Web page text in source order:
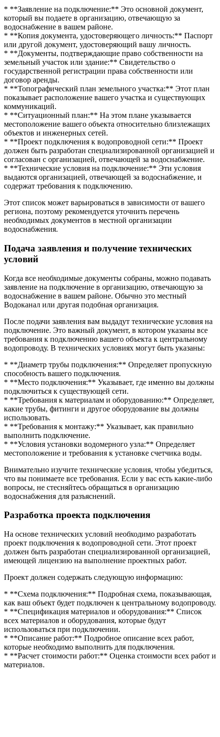
* **Заявление на подключение:** Это основной документ,
который вы подаете в организацию, отвечающую за
водоснабжение в вашем районе.
* **Копия документа, удостоверяющего личность:** Паспорт
или другой документ, удостоверяющий вашу личность.
* **Документы, подтверждающие право собственности на
земельный участок или здание:** Свидетельство о
государственной регистрации права собственности или
договор аренды.
* **Топографический план земельного участка:** Этот план
показывает расположение вашего участка и существующих
коммуникаций.
* **Ситуационный план:** На этом плане указывается
местоположение вашего объекта относительно близлежащих
объектов и инженерных сетей.
* **Проект подключения к водопроводной сети:** Проект
должен быть разработан специализированной организацией и
согласован с организацией, отвечающей за водоснабжение.
* **Технические условия на подключение:** Эти условия
выдаются организацией, отвечающей за водоснабжение, и
содержат требования к подключению.
Этот список может варьироваться в зависимости от вашего
региона, поэтому рекомендуется уточнить перечень
необходимых документов в местной организации
водоснабжения.
Подача заявления и получение технических
условий
Когда все необходимые документы собраны, можно подавать
заявление на подключение в организацию, отвечающую за
водоснабжение в вашем районе. Обычно это местный
Водоканал или другая подобная организация.
После подачи заявления вам выдадут технические условия на
подключение. Это важный документ, в котором указаны все
требования к подключению вашего объекта к центральному
водопроводу. В технических условиях могут быть указаны:
* **Диаметр трубы подключения:** Определяет пропускную
способность вашего подключения.
* **Место подключения:** Указывает, где именно вы должны
подключиться к существующей сети.
* **Требования к материалам и оборудованию:** Определяет,
какие трубы, фитинги и другое оборудование вы должны
использовать.
* **Требования к монтажу:** Указывает, как правильно
выполнить подключение.
* **Условия установки водомерного узла:** Определяет
местоположение и требования к установке счетчика воды.
Внимательно изучите технические условия, чтобы убедиться,
что вы понимаете все требования. Если у вас есть какие-либо
вопросы, не стесняйтесь обращаться в организацию
водоснабжения для разъяснений.
Разработка проекта подключения
На основе технических условий необходимо разработать
проект подключения к водопроводной сети. Этот проект
должен быть разработан специализированной организацией,
имеющей лицензию на выполнение проектных работ.
Проект должен содержать следующую информацию:
* **Схема подключения:** Подробная схема, показывающая,
как ваш объект будет подключен к центральному водопроводу.
* **Спецификация материалов и оборудования:** Список
всех материалов и оборудования, которые будут
использоваться при подключении.
* **Описание работ:** Подробное описание всех работ,
которые необходимо выполнить для подключения.
* **Расчет стоимости работ:** Оценка стоимости всех работ и
материалов.